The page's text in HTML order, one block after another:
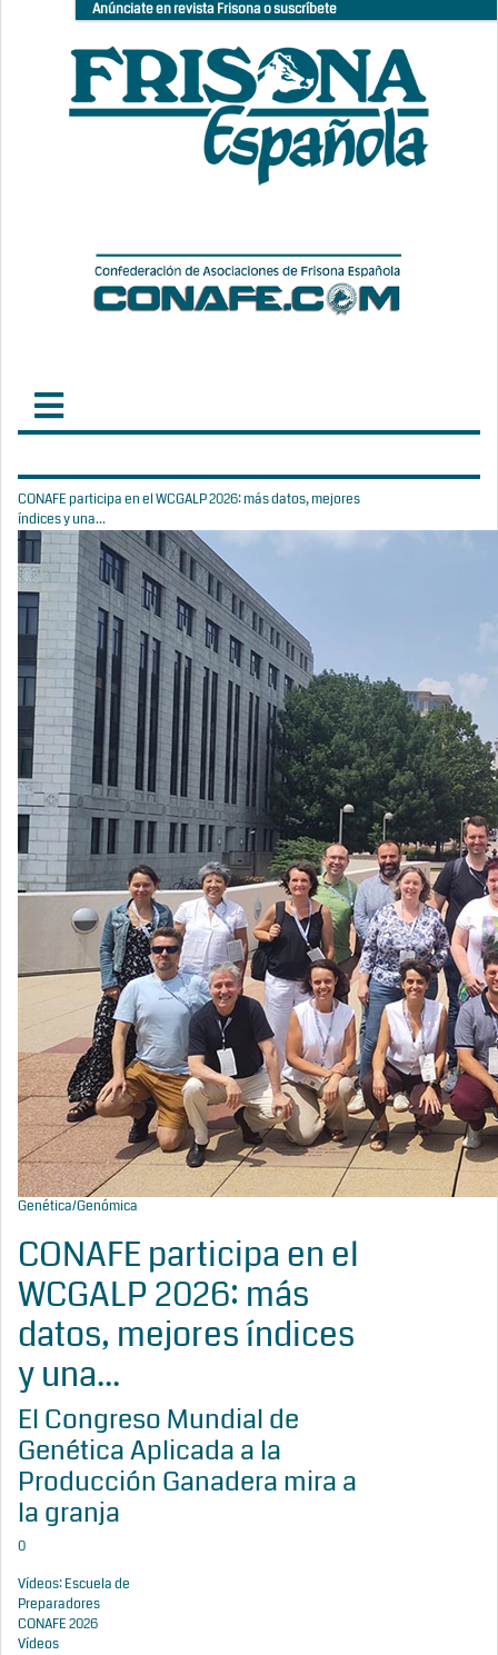
Anúnciate en revista Frisona o suscríbete
CONAFE participa en el WCGALP 2026: más datos, mejores
índices y una...
Genética/Genómica
CONAFE participa en el
WCGALP 2026: más
datos, mejores índices
y una...
El Congreso Mundial de
Genética Aplicada a la
Producción Ganadera mira a
la granja
0
Vídeos: Escuela de
Preparadores
CONAFE 2026
Vídeos